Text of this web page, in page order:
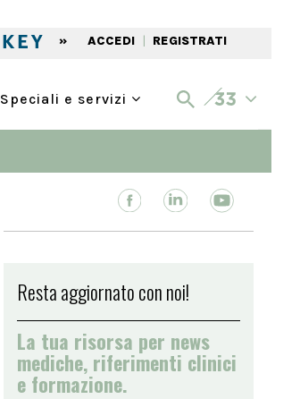
» ACCEDI | REGISTRATI
Speciali e servizi
Resta aggiornato con noi!
La tua risorsa per news
mediche, riferimenti clinici
e formazione.